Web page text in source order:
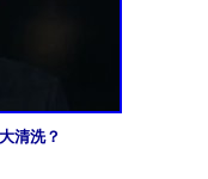
清洗？